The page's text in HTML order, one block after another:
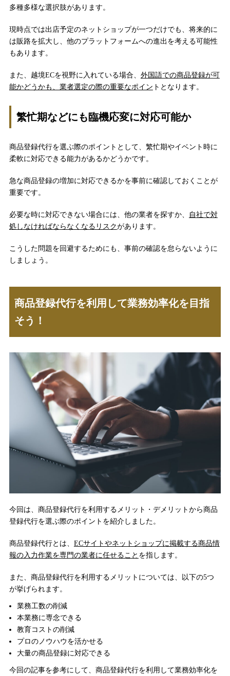
多種多様な選択肢があります。
現時点では出店予定のネットショップが一つだけでも、将来的に
は販路を拡大し、他のプラットフォームへの進出を考える可能性
もあります。
また、越境ECを視野に入れている場合、 外国語での商品登録が可
能かどうかも、業者選定の際の重要なポイン トとなります。
繁忙期などにも臨機応変に対応可能か
商品登録代行を選ぶ際のポイントとして、繁忙期やイベント時に
柔軟に対応できる能力があるかどうかです。
急な商品登録の増加に対応できるかを事前に確認しておくことが
重要です。
必要な時に対応できない場合には、他の業者を探すか、
自社で対
処しなければならなくなるリスクがあります。
こうした問題を回避するためにも、事前の確認を怠らないように
しましょう。
商品登録代行を利用して業務効率化を目指
そう！
今回は、商品登録代行を利用するメリット・デメリットから商品
登録代行を選ぶ際のポイントを紹介しました。
商品登録代行とは、 ECサイトやネットショップに掲載する商品情
報の入力作業を専門の業者に任せること を指します。
また、商品登録代行を利用するメリットについては、以下の5つ
が挙げられます。
業務工数の削減
本業務に専念できる
教育コストの削減
プロのノウハウを活かせる
大量の商品登録に対応できる
今回の記事を参考にして、商品登録代行を利用して業務効率化を